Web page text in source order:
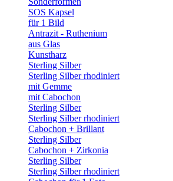
SOS Kapsel
für 1 Bild
Antrazit - Ruthenium
aus Glas
Kunstharz
Sterling Silber
Sterling Silber rhodiniert
mit Gemme
mit Cabochon
Sterling Silber
Sterling Silber rhodiniert
Cabochon + Brillant
Sterling Silber
Cabochon + Zirkonia
Sterling Silber
Sterling Silber rhodiniert